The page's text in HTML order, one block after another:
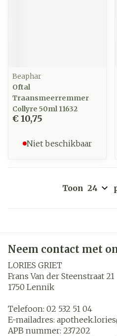
Beaphar
Oftal
Traansmeerremmer
Collyre 50ml 11632
€ 10,75
Niet beschikbaar
Toon
Neem contact met
LORIES GRIET
Frans Van der Steenstraat 21
1750 Lennik
Telefoon: 02 532 51 04
E-mailadres:
APB nummer: 237202